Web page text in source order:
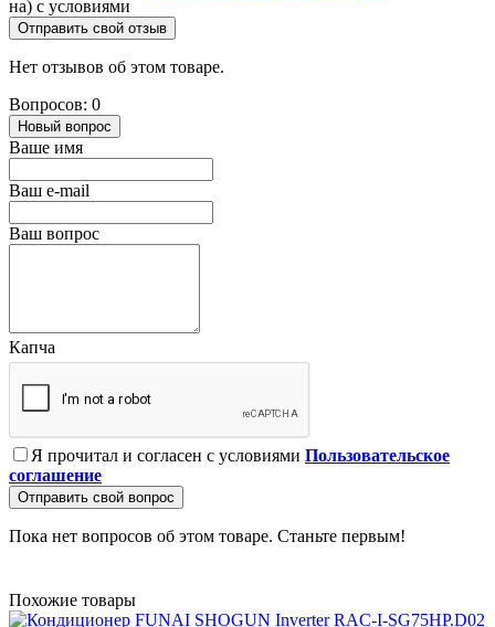
на) с условиями
Отправить свой отзыв
Нет отзывов об этом товаре.
Вопросов: 0
Новый вопрос
Ваше имя
Ваш e-mail
Ваш вопрос
Капча
Я прочитал и согласен с условиями Пользовательское
соглашение
Отправить свой вопрос
Пока нет вопросов об этом товаре. Станьте первым!
Похожие товары